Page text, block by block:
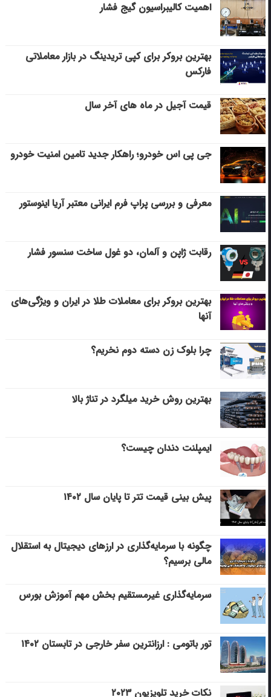
اهمیت کالیبراسیون گیج فشار
بهترین بروکر برای کپی‌ تریدینگ در بازار معاملاتی
فارکس
قیمت آجیل در ماه های آخر سال
جی پی اس خودرو؛ راهکار جدید تامین امنیت خودرو
معرفی و بررسی پراپ فرم ایرانی معتبر آریا اینوستور
رقابت ژاپن و آلمان، دو غول ساخت سنسور فشار
بهترین بروکر برای معاملات طلا در ایران و ویژگی‌های
آنها
چرا بلوک زن دسته دوم نخریم؟
بهترین روش خرید میلگرد در تناژ بالا
ایمپلنت دندان چیست؟
پیش بینی قیمت تتر تا پایان سال ۱۴۰۲
چگونه با سرمایه‌گذاری در ارزهای دیجیتال به استقلال
مالی برسیم؟
سرمایه‌گذاری غیرمستقیم بخش مهم آموزش بورس
تور باتومی : ارزانترین سفر خارجی در تابستان ۱۴۰۲
نکات خرید تلویزیون ۲۰۲۳